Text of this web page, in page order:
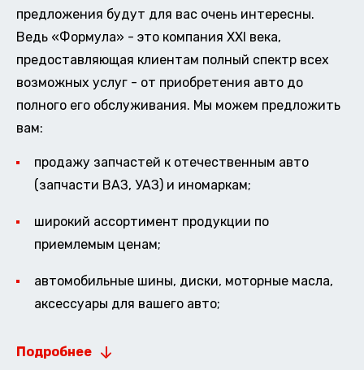
предложения будут для вас очень интересны.
Ведь «Формула» - это компания XXI века,
предоставляющая клиентам полный спектр всех
возможных услуг - от приобретения авто до
полного его обслуживания. Мы можем предложить
вам:
продажу запчастей к отечественным авто
(запчасти ВАЗ, УАЗ) и иномаркам;
широкий ассортимент продукции по
приемлемым ценам;
автомобильные шины, диски, моторные масла,
аксессуары для вашего авто;
Подробнее